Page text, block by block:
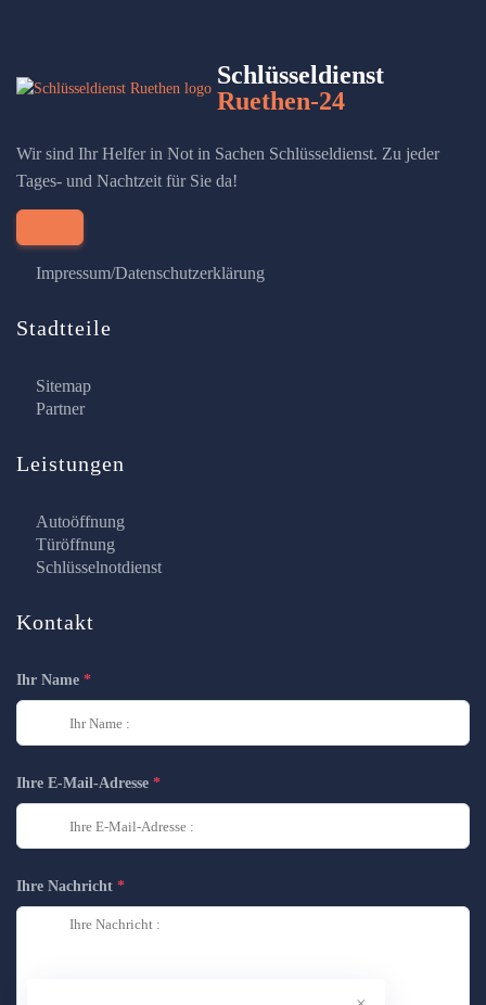
Schlüsseldienst
Ruethen-24
Wir sind Ihr Helfer in Not in Sachen Schlüsseldienst. Zu jeder
Tages- und Nachtzeit für Sie da!
Impressum/Datenschutzerklärung
Stadtteile
Sitemap
Partner
Leistungen
Autoöffnung
Türöffnung
Schlüsselnotdienst
Kontakt
Ihr Name
Ihre E-Mail-Adresse
Ihre Nachricht